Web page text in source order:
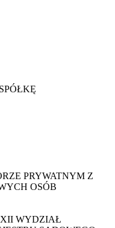
PRYWATNYM Z
OSÓB
XII WYDZIAŁ